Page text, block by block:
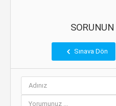
Sınava Dön